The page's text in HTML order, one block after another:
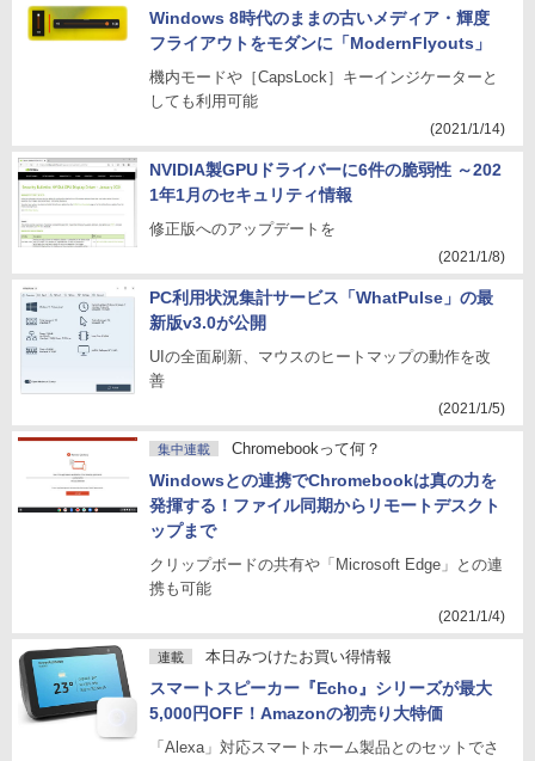
Windows 8時代のままの古いメディア・輝度
フライアウトをモダンに「ModernFlyouts」
機内モードや［CapsLock］キーインジケーターと
しても利用可能
(2021/1/14)
NVIDIA製GPUドライバーに6件の脆弱性 ～202
1年1月のセキュリティ情報
修正版へのアップデートを
(2021/1/8)
PC利用状況集計サービス「WhatPulse」の最
新版v3.0が公開
UIの全面刷新、マウスのヒートマップの動作を改
善
(2021/1/5)
集中連載 Chromebookって何？
Windowsとの連携でChromebookは真の力を
発揮する！ファイル同期からリモートデスクト
ップまで
クリップボードの共有や「Microsoft Edge」との連
携も可能
(2021/1/4)
連載 本日みつけたお買い得情報
スマートスピーカー『Echo』シリーズが最大
5,000円OFF！Amazonの初売り大特価
「Alexa」対応スマートホーム製品とのセットでさ